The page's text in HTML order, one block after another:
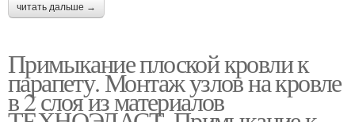
читать дальше →
Примыкание плоской кровли к
парапету. Монтаж узлов на кровле
в 2 слоя из материалов